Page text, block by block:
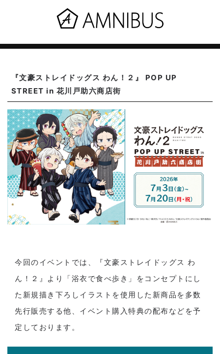
『文豪ストレイドッグス わん！２』 POP UP
STREET in 花川戸助六商店街
今回のイベントでは、『文豪ストレイドッグス わ
ん！２』より「浴衣で食べ歩き」をコンセプトにし
た新規描き下ろしイラストを使用した新商品を多数
先行販売する他、イベント購入特典の配布などを予
定しております。